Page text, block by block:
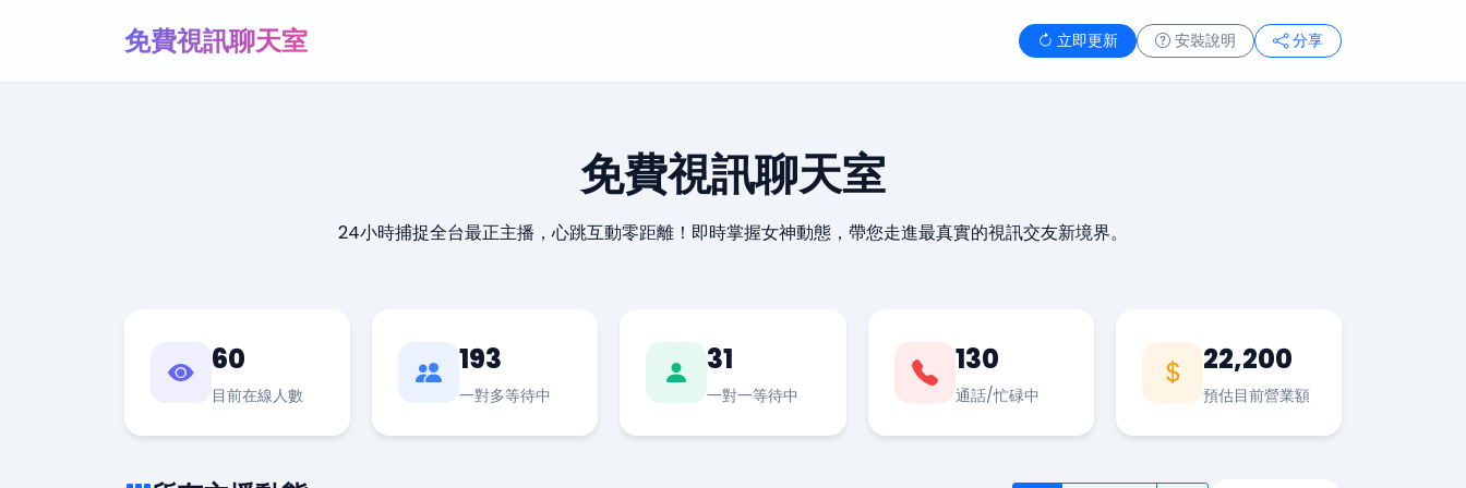
免費視訊聊天室 立即更新 安裝說明 分享
免費視訊聊天室
24小時捕捉全台最正主播，心跳互動零距離！即時掌握女神動態，帶您走進最真實的視訊交友新境界。
60
目前在線人數
193
一對多等待中
31
一對一等待中
130
通話/忙碌中
22,200
預估目前營業額